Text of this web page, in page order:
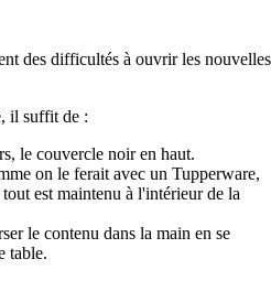
des difficultés à ouvrir les nouvelles
il suffit de :
le couvercle noir en haut.
on le ferait avec un Tupperware,
est maintenu à l'intérieur de la
le contenu dans la main en se
table.